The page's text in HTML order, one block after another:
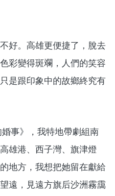
。高雄更便捷了，脫去
彩變得斑斕，人們的笑容
是跟印象中的故鄉終究有
事》，我特地帶劇組南
雄港、西子灣、旗津燈
地方，我想把她留在獻給
遠，見遠方旗后沙洲霧靄